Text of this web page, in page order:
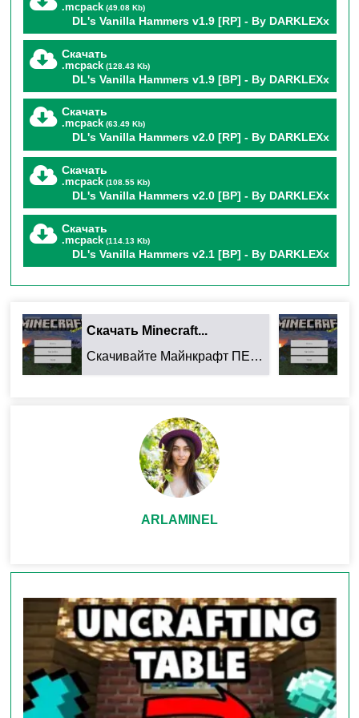
Если вы мечтали о способе ускорить добычу
ресурсов вMinecraft PE, мод«Ванильные
Молотки» от DL воплощает эту идею в жизнь. Этот
аддон превращает обычные кирки в инструменты,
способные разрушать целые участки блоков (3×3) за
один удар. Давайте разберем его особенности,
возможности и влияние на игровой процесс.
Основная
функциональность:
Разрушение 3×3 за один
удар
разрушение блоков 3×3
Просто ударьте по центральному блоку минерала,
камня или другого материала, и окружающие блоки в
радиусе 3×3 разрушатся мгновенно. Это особенно
полезно при добыче алмазов, железа или
молотки работают только с теми материалами,
которые могут разрушить ванильные кирки.
Например, деревянный молот не справится с
алмазной рудой.
Пример использования:
.mcpack (49.08 Kb)
DL's Vanilla Hammers v1.9 [RP] - By DARKLEXx
Скачать
.mcpack (128.43 Kb)
DL's Vanilla Hammers v1.9 [BP] - By DARKLEXx
Скачать
.mcpack (63.49 Kb)
DL's Vanilla Hammers v2.0 [RP] - By DARKLEXx
Скачать
.mcpack (108.55 Kb)
DL's Vanilla Hammers v2.0 [BP] - By DARKLEXx
Скачать
.mcpack (114.13 Kb)
DL's Vanilla Hammers v2.1 [BP] - By DARKLEXx
Скачать Minecraft...
Скачивайте Майнкрафт ПЕ 26.32.02 для Android: ...
ARLAMINEL